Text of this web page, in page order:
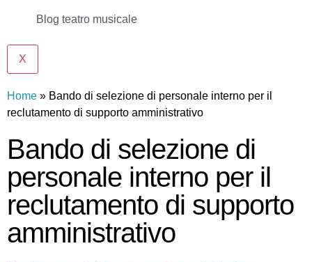
Blog teatro musicale
X
Home » Bando di selezione di personale interno per il
reclutamento di supporto amministrativo
Bando di selezione di
personale interno per il
reclutamento di supporto
amministrativo